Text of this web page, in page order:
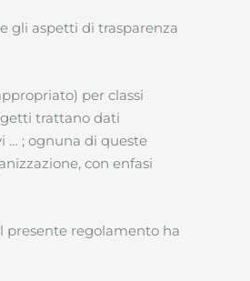
gli aspetti di trasparenza
per classi
trattano dati
… ; ognuna di queste
con enfasi
presente regolamento ha